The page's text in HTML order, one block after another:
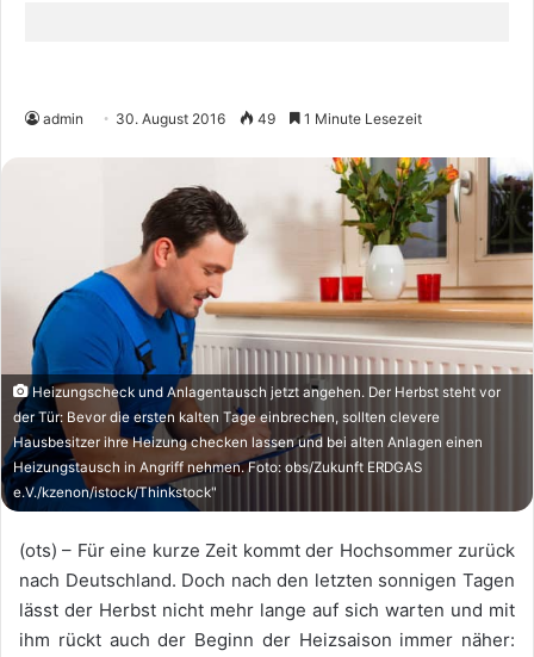
admin 30. August 2016 49 1 Minute Lesezeit
Heizungscheck und Anlagentausch jetzt angehen. Der Herbst steht vor
der Tür: Bevor die ersten kalten Tage einbrechen, sollten clevere
Hausbesitzer ihre Heizung checken lassen und bei alten Anlagen einen
Heizungstausch in Angriff nehmen. Foto: obs/Zukunft ERDGAS
e.V./kzenon/istock/Thinkstock"
(ots) – Für eine kurze Zeit kommt der Hochsommer zurück
nach Deutschland. Doch nach den letzten sonnigen Tagen
lässt der Herbst nicht mehr lange auf sich warten und mit
ihm rückt auch der Beginn der Heizsaison immer näher: